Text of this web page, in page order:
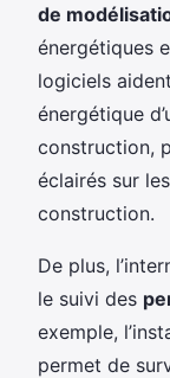
de
énergétiques
logiciels
énergétique
construction,
éclairés sur
construction.
De plus,
le suivi des
exemple,
permet de